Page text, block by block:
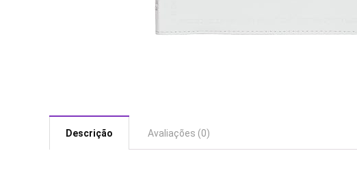
Descrição Avaliações (0)